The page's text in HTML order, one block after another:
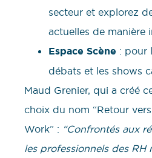
secteur et explorez
actuelles de manière
Espace Scène : pour
débats et les shows
Maud Grenier, qui a créé
choix du nom “Retour
Work” : “Confrontés aux
les professionnels des